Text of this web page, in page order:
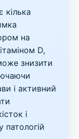
кілька
на
D,
знизити
і активний
і
патологій